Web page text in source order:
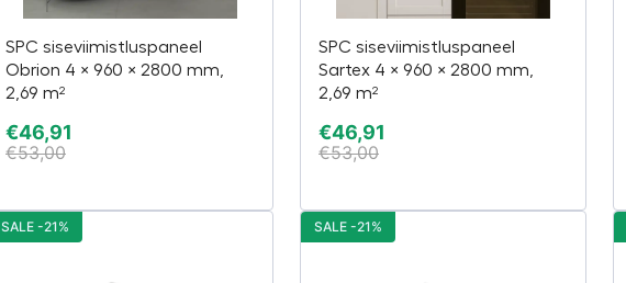
SPC siseviimistluspaneel
Obrion 4 × 960 × 2800 mm,
2,69 m²
€46,91
€53,00
SPC siseviimistluspaneel
Sartex 4 × 960 × 2800 mm,
2,69 m²
€46,91
€53,00
SALE -21% SALE -21%